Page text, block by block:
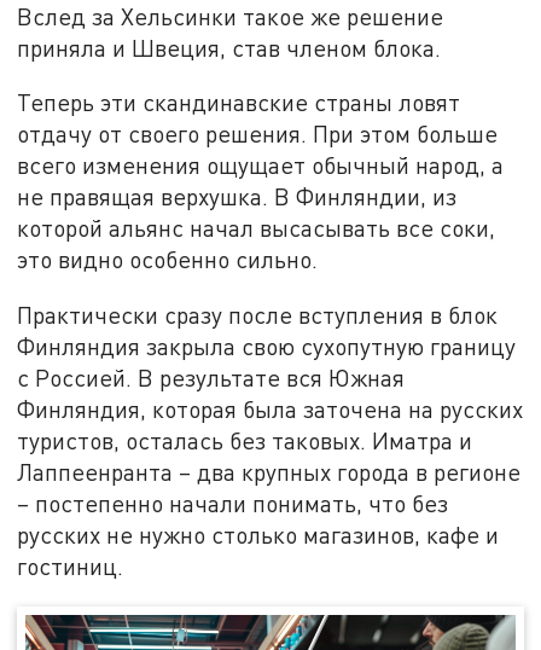
Вслед за Хельсинки такое же решение
приняла и Швеция, став членом блока.
Теперь эти скандинавские страны ловят
отдачу от своего решения. При этом больше
всего изменения ощущает обычный народ, а
не правящая верхушка. В Финляндии, из
которой альянс начал высасывать все соки,
это видно особенно сильно.
Практически сразу после вступления в блок
Финляндия закрыла свою сухопутную границу
с Россией. В результате вся Южная
Финляндия, которая была заточена на русских
туристов, осталась без таковых. Иматра и
Лаппеенранта – два крупных города в регионе
– постепенно начали понимать, что без
русских не нужно столько магазинов, кафе и
гостиниц.